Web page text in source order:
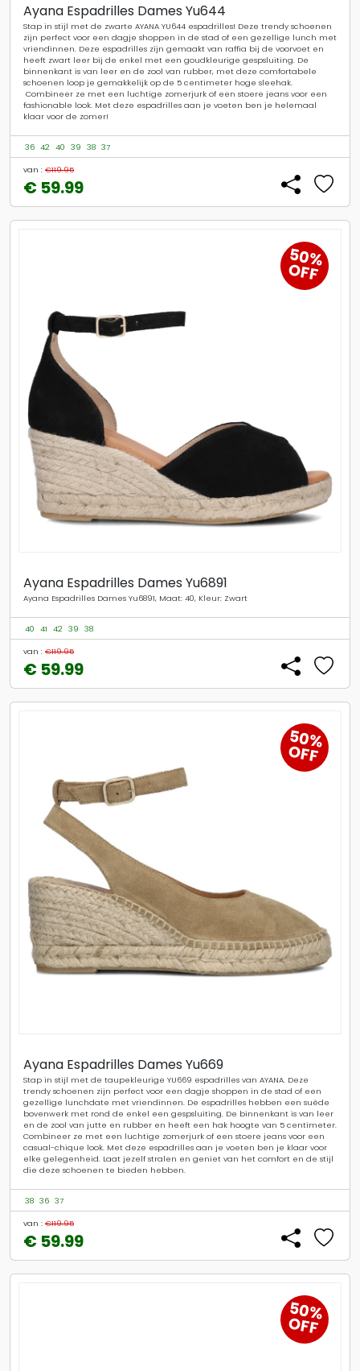
Ayana Espadrilles Dames Yu644
Stap in stijl met de zwarte AYANA YU644 espadrilles! Deze trendy schoenen
zijn perfect voor een dagje shoppen in de stad of een gezellige lunch met
vriendinnen. Deze espadrilles zijn gemaakt van raffia bij de voorvoet en
heeft zwart leer bij de enkel met een goudkleurige gespsluiting. De
binnenkant is van leer en de zool van rubber, met deze comfortabele
schoenen loop je gemakkelijk op de 5 centimeter hoge sleehak.
Combineer ze met een luchtige zomerjurk of een stoere jeans voor een
fashionable look. Met deze espadrilles aan je voeten ben je helemaal
klaar voor de zomer!
36 42 40 39 38 37
van : €119.95
€ 59.99
50%
OFF
Ayana Espadrilles Dames Yu6891
Ayana Espadrilles Dames Yu6891, Maat: 40, Kleur: Zwart
40 41 42 39 38
van : €119.95
€ 59.99
50%
OFF
Ayana Espadrilles Dames Yu669
Stap in stijl met de taupekleurige YU669 espadrilles van AYANA. Deze
trendy schoenen zijn perfect voor een dagje shoppen in de stad of een
gezellige lunchdate met vriendinnen. De espadrilles hebben een suède
bovenwerk met rond de enkel een gespsluiting. De binnenkant is van leer
en de zool van jutte en rubber en heeft een hak hoogte van 5 centimeter.
Combineer ze met een luchtige zomerjurk of een stoere jeans voor een
casual-chique look. Met deze espadrilles aan je voeten ben je klaar voor
elke gelegenheid. Laat jezelf stralen en geniet van het comfort en de stijl
die deze schoenen te bieden hebben.
38 36 37
van : €119.95
€ 59.99
50%
OFF